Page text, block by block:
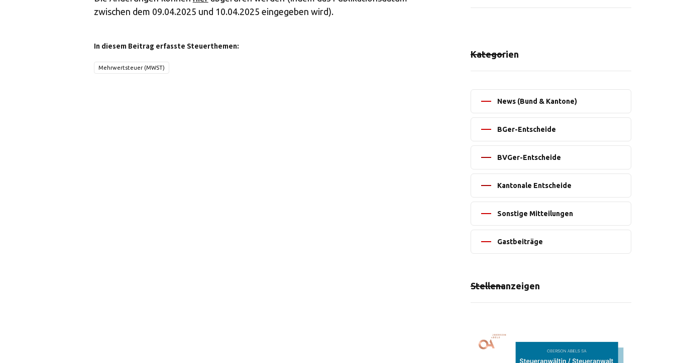
zwischen dem 09.04.2025 und 10.04.2025 eingegeben wird).
In diesem Beitrag erfasste Steuerthemen:
Mehrwertsteuer (MWST)
Kategorien
News (Bund & Kantone)
BGer-Entscheide
BVGer-Entscheide
Kantonale Entscheide
Sonstige Mitteilungen
Gastbeiträge
Stellenanzeigen